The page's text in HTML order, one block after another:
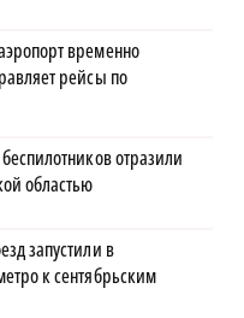
временно
рейсы по
отразили
областью
запустили в
к сентябрьским